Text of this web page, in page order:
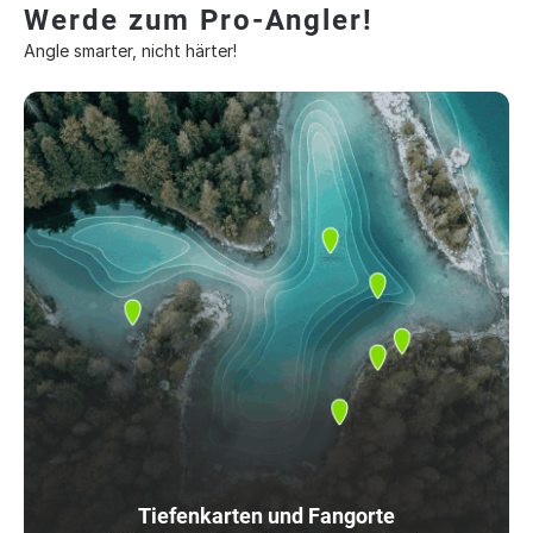
Werde zum Pro-Angler!
Angle smarter, nicht härter!
Tiefenkarten und Fangorte